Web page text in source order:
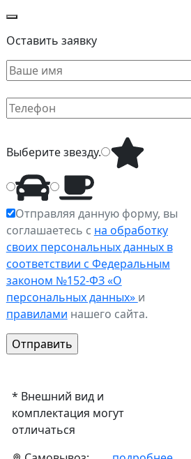
Оставить заявку
Выберитезвезду.
Отправляя данную форму, вы
соглашаетесь с на обработку
своих персональных данных в
соответствии с Федеральным
законом №152-ФЗ «О
персональных данных» и
правилами нашего сайта.
* Внешний вид и
комплектация могут
отличаться